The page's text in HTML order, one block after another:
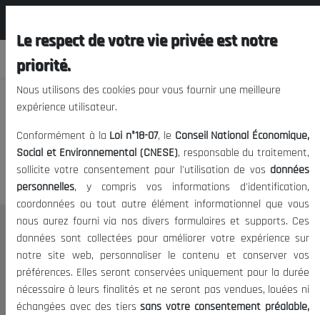
We apologize, but you cannot
access this content.
THE NESEC
About
The President
Organisation
Le respect de votre vie privée est notre
priorité.
Nous utilisons des cookies pour vous fournir une meilleure
expérience utilisateur.
Conformément à la Loi n°18-07, le Conseil National Économique,
Social et Environnemental (CNESE), responsable du traitement,
sollicite votre consentement pour l'utilisation de vos données
personnelles, y compris vos informations d'identification,
coordonnées ou tout autre élément informationnel que vous
nous aurez fourni via nos divers formulaires et supports. Ces
données sont collectées pour améliorer votre expérience sur
notre site web, personnaliser le contenu et conserver vos
préférences. Elles seront conservées uniquement pour la durée
nécessaire à leurs finalités et ne seront pas vendues, louées ni
échangées avec des tierssans votre consentement préalable,